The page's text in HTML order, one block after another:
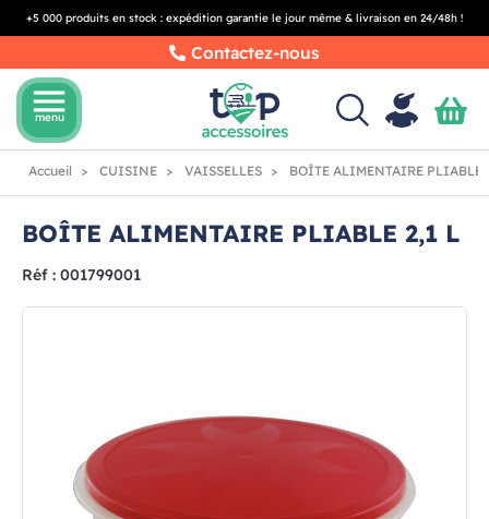
+5 000 produits en stock : expédition garantie le jour même & livraison en 24/48h !
Contactez-nous
menu
menu
Accueil CUISINE VAISSELLES BOÎTE ALIMENTAIRE PLIABLE
BOÎTE ALIMENTAIRE PLIABLE 2,1 L
Réf : 001799001